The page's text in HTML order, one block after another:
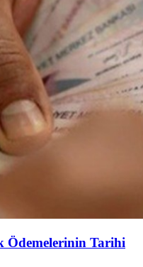
Ödemelerinin Tarihi